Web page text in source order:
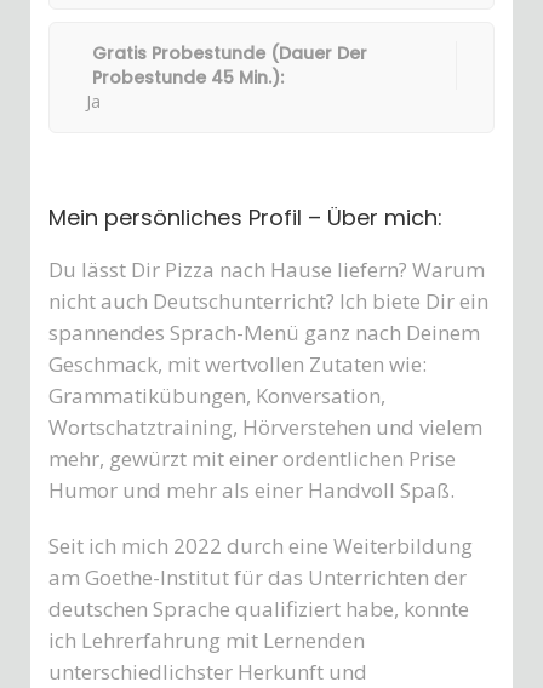
Gratis Probestunde (Dauer Der
Probestunde 45 Min.):
Ja
Mein persönliches Profil – Über mich:
Du lässt Dir Pizza nach Hause liefern? Warum
nicht auch Deutschunterricht? Ich biete Dir ein
spannendes Sprach-Menü ganz nach Deinem
Geschmack, mit wertvollen Zutaten wie:
Grammatikübungen, Konversation,
Wortschatztraining, Hörverstehen und vielem
mehr, gewürzt mit einer ordentlichen Prise
Humor und mehr als einer Handvoll Spaß.
Seit ich mich 2022 durch eine Weiterbildung
am Goethe-Institut für das Unterrichten der
deutschen Sprache qualifiziert habe, konnte
ich Lehrerfahrung mit Lernenden
unterschiedlichster Herkunft und